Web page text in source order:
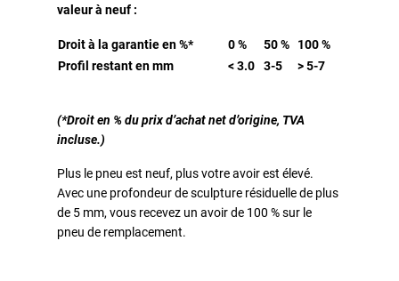
valeur à neuf :
Droit à la garantie en %* 0 % 50 %
100 %
Profil restant en mm
< 3.0 3-5 > 5-7
(*Droit en % du prix d’achat net d’origine, TVA
incluse.)
Plus le pneu est neuf, plus votre avoir est élevé.
Avec une profondeur de sculpture résiduelle de plus
de 5 mm, vous recevez un avoir de 100 % sur le
pneu de remplacement.